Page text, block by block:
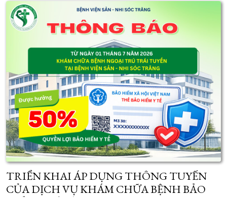
TRIỂN KHAI ÁP DỤNG THÔNG TUYẾN
CỦA DỊCH VỤ KHÁM CHỮA BỆNH BẢO